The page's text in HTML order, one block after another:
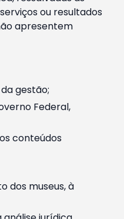
ou resultados
apresentem
gestão;
Federal,
conteúdos
dos museus, à